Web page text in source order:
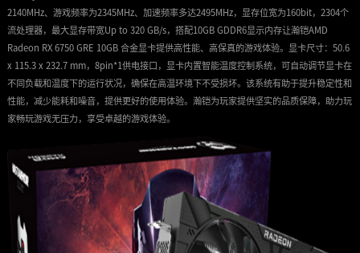
2140MHz、游戏频率为2345MHz、加速频率多达2495MHz，显存位宽为160bit，2304个
流处理器，最大显存带宽Up to 320 GB/s，搭配10GB GDDR6显示内存让瀚铠AMD
Radeon RX 6750 GRE 10GB 合金显卡提供高性能、高保真的游戏体验。显卡尺寸：50.6
x 115.3 x 232.7 mm，8pin*1供电接口，显卡内置智能温度控制系统，可自动调节显卡在
不同负载和温度下的运行状况，确保在高温环境下不受损坏。该系统有助于提升稳定性和
性能，减少能耗和噪音，提供更好的使用体验。瀚铠为玩家提供坚实的品质保障，助力玩
家畅玩游戏无压力，享受卓越的游戏体验。